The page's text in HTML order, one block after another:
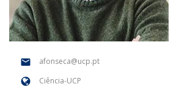
afonseca@ucp.pt
Ciência-UCP